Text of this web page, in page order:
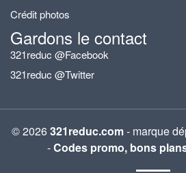
Crédit photos
Gardons le contact
321reduc @Facebook
321reduc @Twitter
© 2026321reduc.com- marque
-Codes promo, bons